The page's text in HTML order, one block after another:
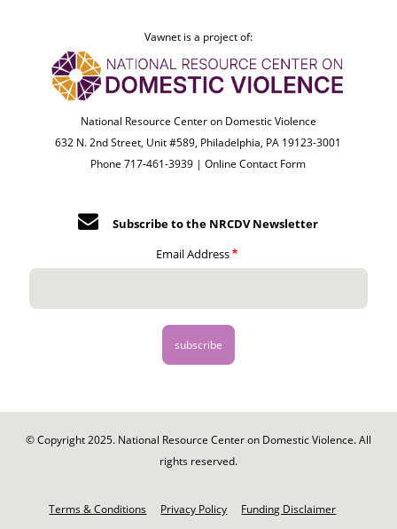
Vawnet is a project of:
National Resource Center on Domestic Violence
632 N. 2nd Street, Unit #589, Philadelphia, PA 19123-3001
Phone 717-461-3939 |Online Contact Form
Subscribe to the NRCDV Newsletter
Email Address
© Copyright 2025. National Resource Center on Domestic Violence. All
rights reserved.
Terms & Conditions Privacy Policy Funding Disclaimer